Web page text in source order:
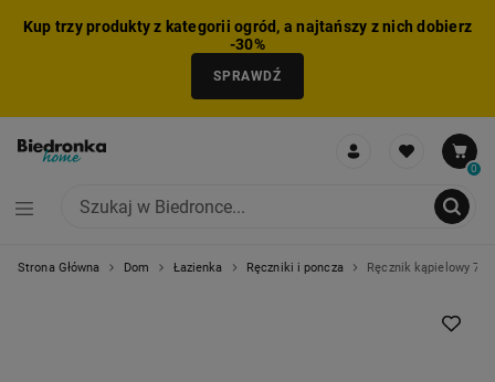
Kup trzy produkty z kategorii ogród, a najtańszy z nich dobierz
-30%
SPRAWDŹ
0
Strona Główna Dom Łazienka Ręczniki i poncza Ręcznik kąpielowy 70